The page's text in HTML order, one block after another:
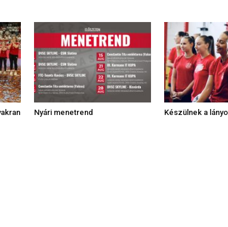
Nyári menetrend Készülnek a